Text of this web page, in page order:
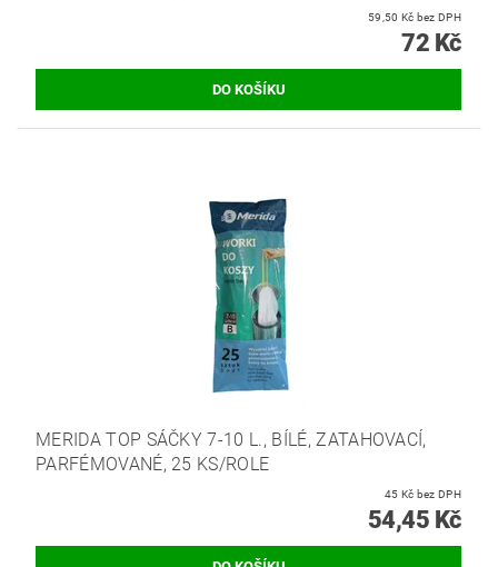
59,50 Kč bez DPH
72 Kč
MERIDA TOP SÁČKY 7-10 L., BÍLÉ, ZATAHOVACÍ,
PARFÉMOVANÉ, 25 KS/ROLE
45 Kč bez DPH
54,45 Kč